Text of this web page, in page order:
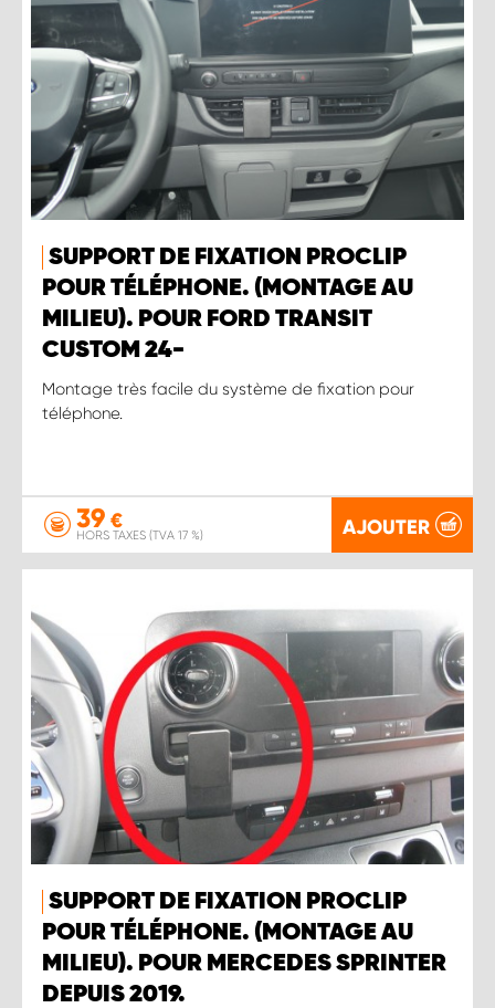
SUPPORT DE FIXATION PROCLIP
POUR TÉLÉPHONE. (MONTAGE AU
MILIEU). POUR FORD TRANSIT
CUSTOM 24-
Montage très facile du système de fixation pour
téléphone.
39 €
HORS TAXES (TVA 17 %) AJOUTER
SUPPORT DE FIXATION PROCLIP
POUR TÉLÉPHONE. (MONTAGE AU
MILIEU). POUR MERCEDES SPRINTER
DEPUIS 2019.